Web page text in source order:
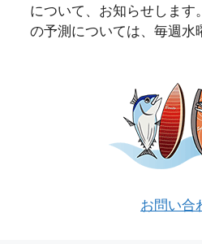
について、お知らせします
の予測については、毎週水
お問い合